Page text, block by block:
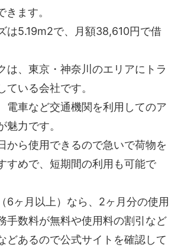
きます。
は5.19m2で、月額38,610円で借
は、東京・神奈川のエリアにトラ
ている会社です。
電車など交通機関を利用してのア
魅力です。
から使用できるので急いで荷物を
すめで、短期間の利用も可能で
6ヶ月以上）なら、2ヶ月分の使用
手数料が無料や使用料の割引など
どあるので公式サイトを確認して